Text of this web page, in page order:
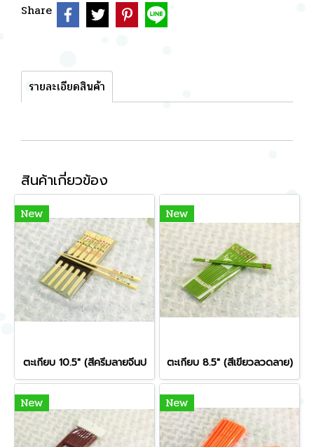
Share
รายละเอียดสินค้า
สินค้าเกี่ยวข้อง
New
ตะเกียบ 10.5" (สีครีมลายจีนป
New
ตะเกียบ 8.5" (สีเขียวลวดลาย)
New New